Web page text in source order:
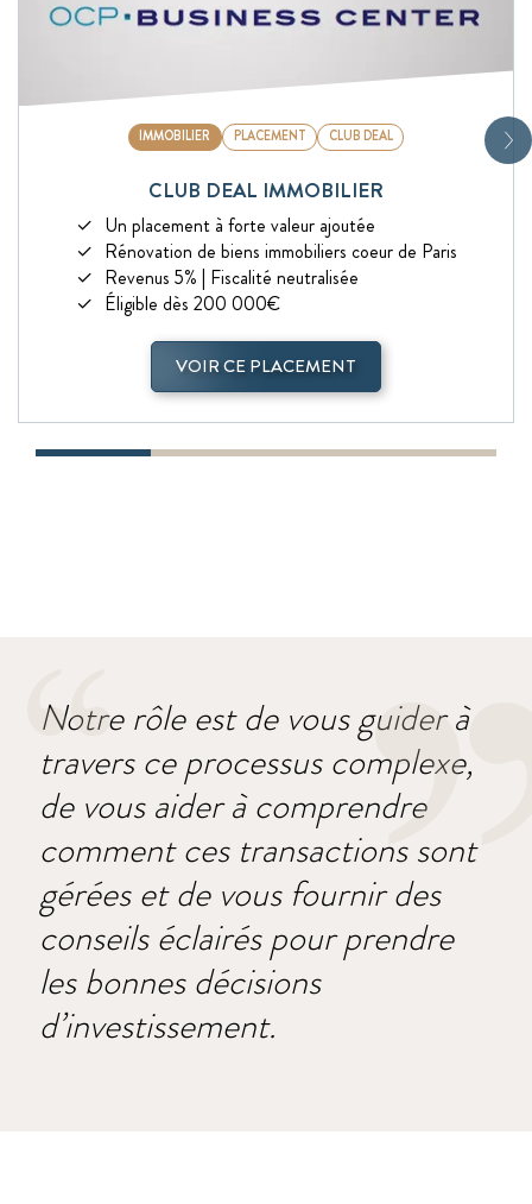
PLACEMENT CLUB DEAL
IMMOBILIER
CLUB DEAL IMMOBILIER
Un placement à forte valeur ajoutée
Rénovation de biens immobiliers coeur de Paris
Revenus 5% | Fiscalité neutralisée
Éligible dès 200 000€
VOIR CE PLACEMENT
Notre rôle est de vous guider à
travers ce processus complexe,
de vous aider à comprendre
comment ces transactions sont
gérées et de vous fournir des
conseils éclairés pour prendre
les bonnes décisions
d’investissement.